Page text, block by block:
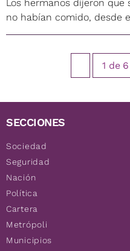
Los hermanos dijeron que
no habían comido, desde
1 de 6
SECCIONES
Sociedad
Seguridad
Nación
Política
Cartera
Metrópoli
Municipios